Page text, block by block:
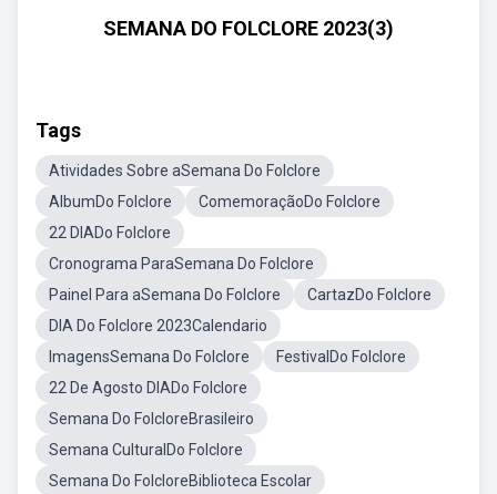
SEMANA DO FOLCLORE 2023(3)
Tags
Atividades Sobre aSemana Do Folclore
AlbumDo Folclore
ComemoraçãoDo Folclore
22 DIADo Folclore
Cronograma ParaSemana Do Folclore
Painel Para aSemana Do Folclore
CartazDo Folclore
DIA Do Folclore 2023Calendario
ImagensSemana Do Folclore
FestivalDo Folclore
22 De Agosto DIADo Folclore
Semana Do FolcloreBrasileiro
Semana CulturalDo Folclore
Semana Do FolcloreBiblioteca Escolar